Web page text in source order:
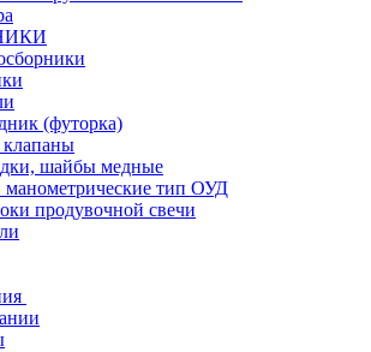
(футорка)
шайбы медные
манометрические тип ОУД
продувочной свечи